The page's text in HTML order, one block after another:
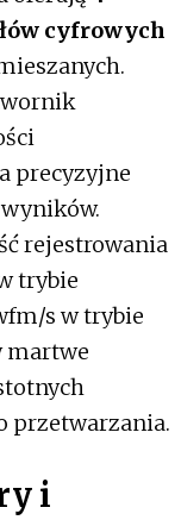
cyfrowych
precyzyjne
rejestrowania
trybie
s w trybie
martwe
przetwarzania.
i